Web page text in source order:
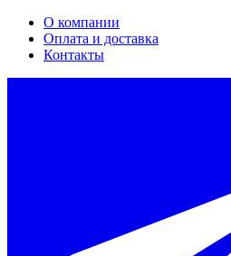
О компании
Оплата и доставка
Контакты